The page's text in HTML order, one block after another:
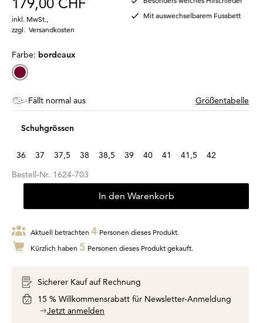
inkl. MwSt.
zzgl. Versandkosten
Mit auswechselbarem Fussbett
Farbe: bordeaux
Fällt normal aus Größentabelle
Schuhgrössen
36 37 37,5 38 38,5 39 40 41 41,5
42
Bestell-Nr. 1624-703
In den Warenkorb
Aktuell betrachten 4 Personen dieses Produkt.
Kürzlich haben 5 Personen dieses Produkt gekauft.
Sicherer Kauf auf Rechnung
15 % Willkommensrabatt für Newsletter-Anmeldung
Jetzt anmelden